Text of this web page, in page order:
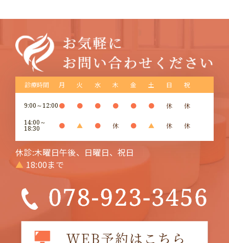
診療時間 月 火 水 木 金 土 日 祝
9:00～12:00● ● ● ● ● ● 休
休
14:00～
18:30 ● ▲ ● 休 ● ▲ 休 休
休診:木曜日午後、日曜日、祝日
▲ 18:00まで